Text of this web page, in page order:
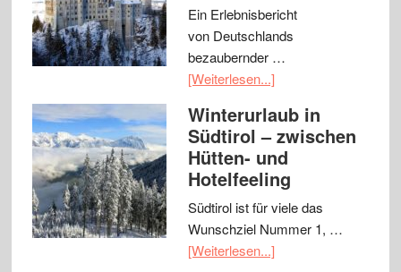
Ein Erlebnisbericht
von Deutschlands
bezaubernder …
[Weiterlesen...]
Winterurlaub in
Südtirol – zwischen
Hütten- und
Hotelfeeling
Südtirol ist für viele das
Wunschziel Nummer 1, …
[Weiterlesen...]